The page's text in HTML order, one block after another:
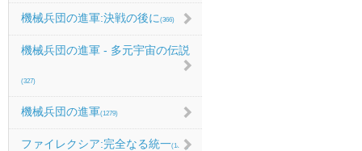
機械兵団の進軍:決戦の後に (366)
機械兵団の進軍 - 多元宇宙の伝説
(327)
機械兵団の進軍(1279)
ファイレクシア:完全なる統一(1067)